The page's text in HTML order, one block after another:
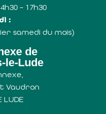
– 17h30
:
samedi du mois)
de
le-Lude
Vaudron
LUDE